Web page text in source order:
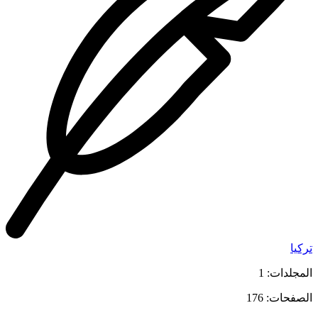
تركيا
المجلدات: 1
الصفحات: 176